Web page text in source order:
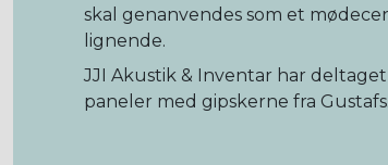
skal genanvendes som et
lignende.
JJI Akustik & Inventar har
paneler med gipskerne fra Gustafs.